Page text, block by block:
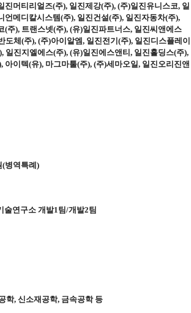
진머티리얼즈(주), 일진제강(주), (주)일진유니스코, 일
언메디칼시스템(주), 일진건설(주), 일진자동차(주),
(주), 트랜스넷(주), (유)일진파트너스, 일진씨앤에스
도체 (주), (주)아이알엠, 일진전기 (주), 일진디스플레이
), 일진지엘에스(주), (유)일진에스앤티 , 일진홀딩스(주),
아이텍(유), 마그마툴(주), (주)세마오일, 일진오리진앤
(병역특례 )
술연구소 개발1팀/개발2팀
학, 신소재공학, 금속공학 등